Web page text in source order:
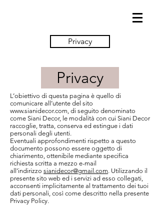
Privacy
L’obiettivo di questa pagina è quello di
comunicare all’utente del sito
www.sianidecor.com, di seguito denominato
come Siani Decor, le modalità con cui Siani Decor
raccoglie, tratta, conserva ed estingue i dati
personali degli utenti.
Eventuali approfondimenti rispetto a questo
documento possono essere oggetto di
chiarimento, ottenibile mediante specifica
richiesta scritta a mezzo e-mail
all’indirizzo sianidecor@gmail.com. Utilizzando il
presente sito web ed i servizi ad esso collegati,
acconsenti implicitamente al trattamento dei tuoi
dati personali, così come descritto nella presente
Privacy Policy.
Privacy